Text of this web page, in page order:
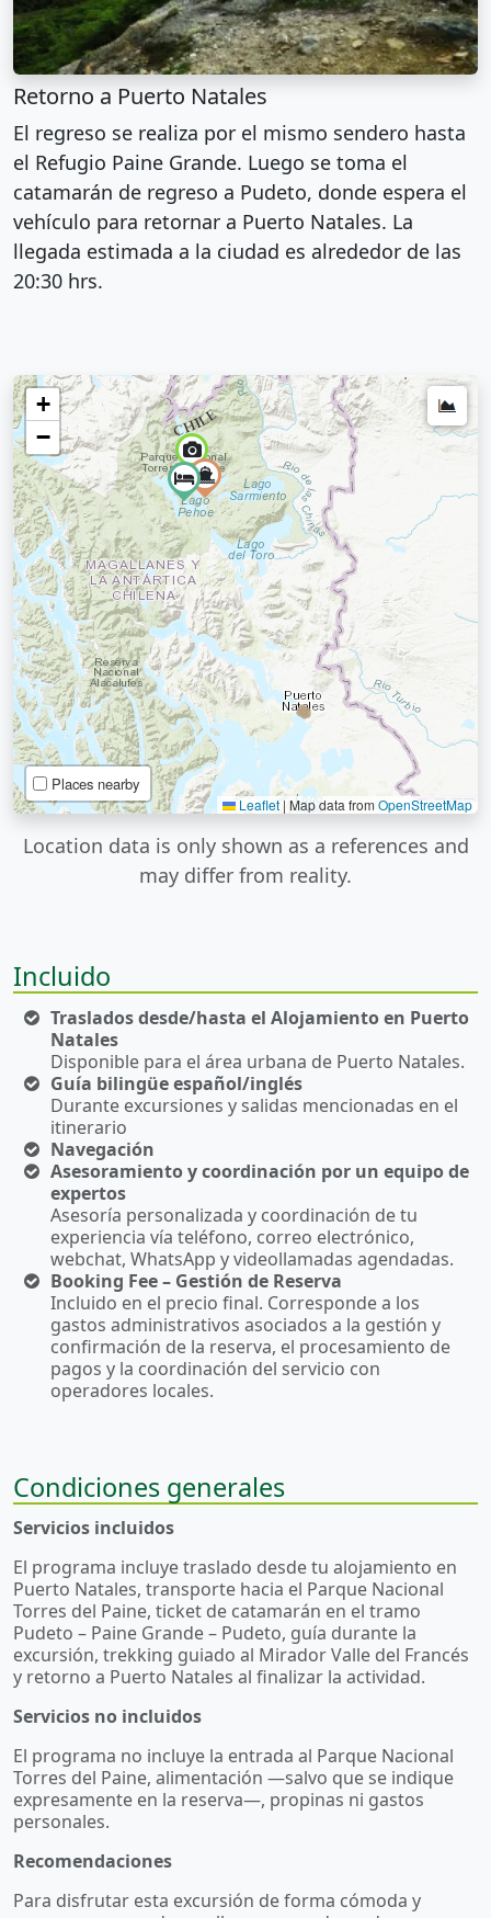
Retorno a Puerto Natales
El regreso se realiza por el mismo sendero hasta
el Refugio Paine Grande. Luego se toma el
catamarán de regreso a Pudeto, donde espera el
vehículo para retornar a Puerto Natales. La
llegada estimada a la ciudad es alrededor de las
20:30 hrs.
+
−
Places nearby
Leaflet | Map data from OpenStreetMap
Location data is only shown as a references and
may differ from reality.
Incluido
Traslados desde/hasta el Alojamiento en Puerto
Natales
Disponible para el área urbana de Puerto Natales.
Guía bilingüe español/inglés
Durante excursiones y salidas mencionadas en el
itinerario
Navegación
Asesoramiento y coordinación por un equipo de
expertos
Asesoría personalizada y coordinación de tu
experiencia vía teléfono, correo electrónico,
webchat, WhatsApp y videollamadas agendadas.
Booking Fee – Gestión de Reserva
Incluido en el precio final. Corresponde a los
gastos administrativos asociados a la gestión y
confirmación de la reserva, el procesamiento de
pagos y la coordinación del servicio con
operadores locales.
Condiciones generales
Servicios incluidos
El programa incluye traslado desde tu alojamiento en
Puerto Natales, transporte hacia el Parque Nacional
Torres del Paine, ticket de catamarán en el tramo
Pudeto – Paine Grande – Pudeto, guía durante la
excursión, trekking guiado al Mirador Valle del Francés
y retorno a Puerto Natales al finalizar la actividad.
Servicios no incluidos
El programa no incluye la entrada al Parque Nacional
Torres del Paine, alimentación —salvo que se indique
expresamente en la reserva—, propinas ni gastos
personales.
Recomendaciones
Para disfrutar esta excursión de forma cómoda y